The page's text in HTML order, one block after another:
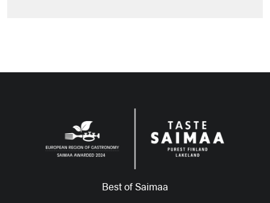
Best of Saimaa